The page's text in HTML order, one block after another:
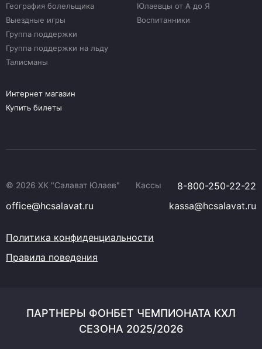
География болельщика
Выездные игры
Группа поддержки
Группа поддержки на льду
Талисманы
Юлаевцы от А до Я
Воспитанники
Интернет магазин
Купить билеты
© 2026 ХК "Салават Юлаев" Кассы
8-800-250-22-22
office@hcsalavat.ru
kassa@hcsalavat.ru
Политика конфиденциальности
Правила поведения
ПАРТНЕРЫ ФОНБЕТ ЧЕМПИОНАТА КХЛ
СЕЗОНА 2025/2026